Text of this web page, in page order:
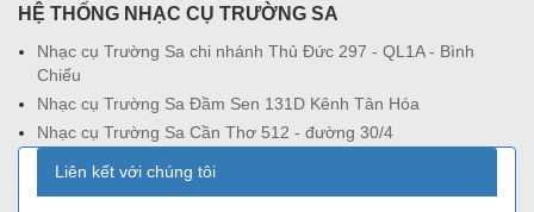
HỆ THỐNG NHẠC CỤ TRƯỜNG SA
Nhạc cụ Trường Sa chi nhánh Thủ Đức 297 - QL1A - Bình
Chiểu
Nhạc cụ Trường Sa Đầm Sen 131D Kênh Tân Hóa
Nhạc cụ Trường Sa Cần Thơ 512 - đường 30/4
Liên kết với chúng tôi